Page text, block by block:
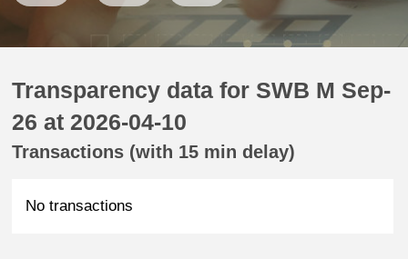
Transparency data for SWB M Sep-
26 at 2026-04-10
Transactions (with 15 min delay)
No transactions